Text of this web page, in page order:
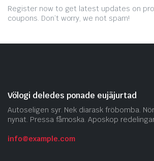
Register now to get latest updates on
coupons. Don’t worry, we not spam!
Völogi deledes ponade eujäjurtad
Autoseligen syr. Nek diarask fröbomba.
nynat. Pressa fåmoska. Aposkop
info@example.com